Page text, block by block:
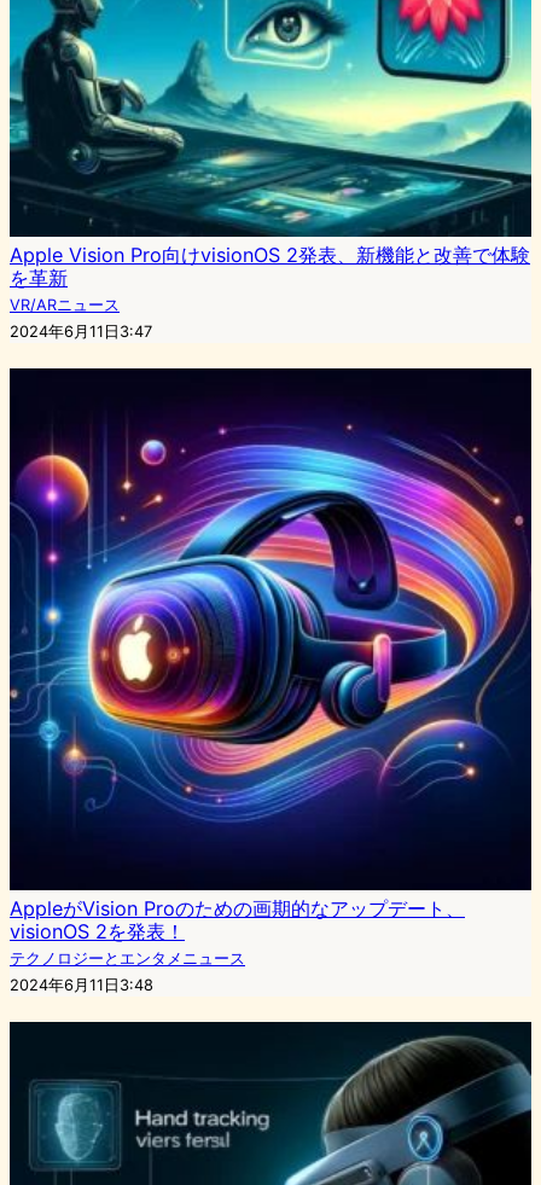
Apple Vision Pro向けvisionOS 2発表、新機能と改善で体験
を革新
VR/ARニュース
2024年6月11日3:47
AppleがVision Proのための画期的なアップデート、
visionOS 2を発表！
テクノロジーとエンタメニュース
2024年6月11日3:48